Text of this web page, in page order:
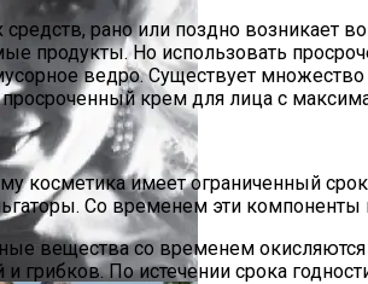
И Удобства
рано или поздно возникает
продукты. Но использовать
ведро. Существует множество
крем для лица с
косметика имеет ограниченный
Со временем эти компоненты
вещества со временем
грибков. По истечении срока